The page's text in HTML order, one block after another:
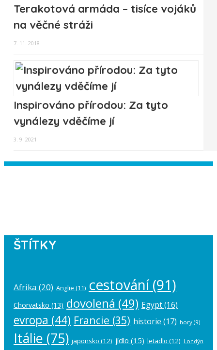
Terakotová armáda – tisíce vojáků
na věčné stráži
7. 11. 2018
Inspirováno přírodou: Za tyto
vynálezy vděčíme jí
3. 9. 2021
ŠTÍTKY
Afrika (20) Anglie (11) cestování(91)
Chorvatsko (13) dovolená (49) Egypt(16)
evropa (44) Francie (35) historie (17) hory (9)
Itálie (75) japonsko (12) jídlo (15) letadlo (12) Londýn